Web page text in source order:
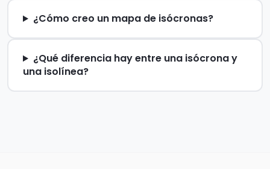
¿Cómo creo un mapa de isócronas?
¿Qué diferencia hay entre una isócrona y
una isolínea?